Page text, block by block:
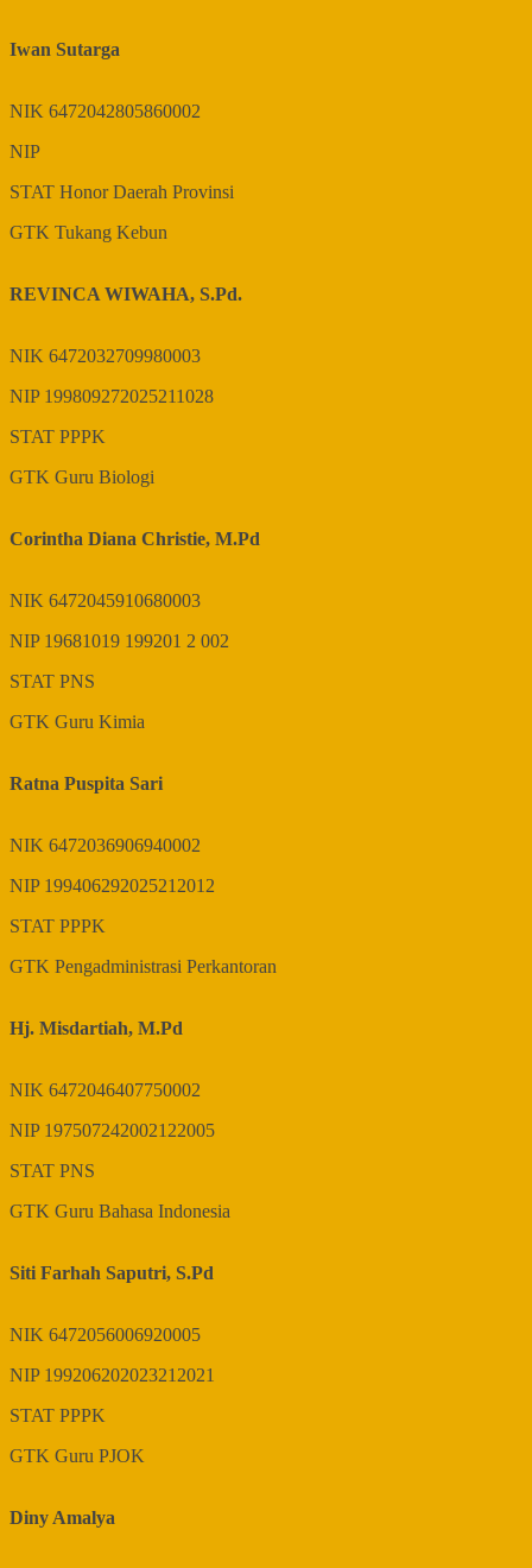
Iwan Sutarga
NIK 6472042805860002
NIP
STAT Honor Daerah Provinsi
GTK Tukang Kebun
REVINCA WIWAHA, S.Pd.
NIK 6472032709980003
NIP 199809272025211028
STAT PPPK
GTK Guru Biologi
Corintha Diana Christie, M.Pd
NIK 6472045910680003
NIP 19681019 199201 2 002
STAT PNS
GTK Guru Kimia
Ratna Puspita Sari
NIK 6472036906940002
NIP 199406292025212012
STAT PPPK
GTK Pengadministrasi Perkantoran
Hj. Misdartiah, M.Pd
NIK 6472046407750002
NIP 197507242002122005
STAT PNS
GTK Guru Bahasa Indonesia
Siti Farhah Saputri, S.Pd
NIK 6472056006920005
NIP 199206202023212021
STAT PPPK
GTK Guru PJOK
Diny Amalya